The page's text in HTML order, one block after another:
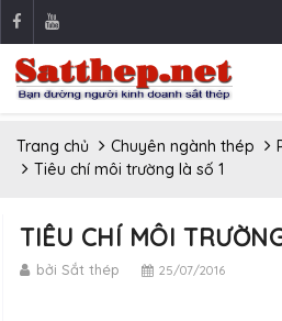
Trang chủ Chuyên ngành thép
Tiêu chí môi trường là số 1
TIÊU CHÍ MÔI
bởi Sắt thép 25/07/2016